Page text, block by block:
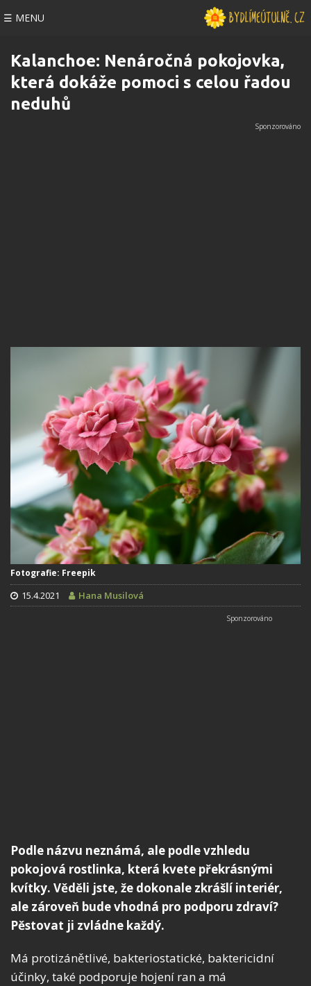
☰ MENU
Kalanchoe: Nenáročná pokojovka,
která dokáže pomoci s celou řadou
neduhů
Fotografie: Freepik
15.4.2021 Hana Musilová
Podle názvu neznámá, ale podle vzhledu
pokojová rostlinka, která kvete překrásnými
kvítky. Věděli jste, že dokonale zkrášlí interiér,
ale zároveň bude vhodná pro podporu zdraví?
Pěstovat ji zvládne každý.
Má protizánětlivé, bakteriostatické, baktericidní
účinky, také podporuje hojení ran a má